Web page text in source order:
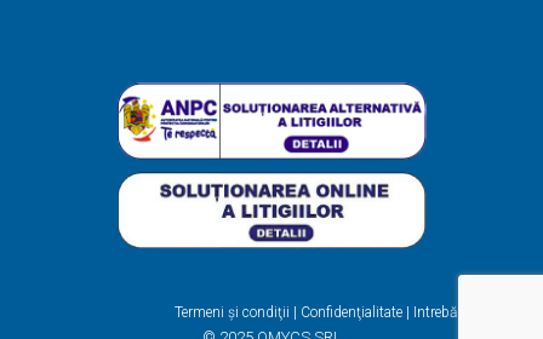
Termeni şi condiţii | Confidenţialitate | Intrebări frecvente